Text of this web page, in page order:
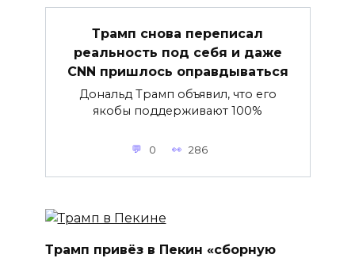
Трамп снова переписал
реальность под себя и даже
CNN пришлось оправдываться
Дональд Трамп объявил, что его
якобы поддерживают 100%
0 286
Трамп привёз в Пекин «сборную